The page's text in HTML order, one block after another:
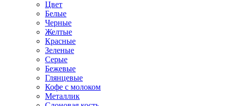
Цвет
Белые
Черные
Желтые
Красные
Зеленые
Серые
Бежевые
Глянцевые
Кофе с молоком
Металлик